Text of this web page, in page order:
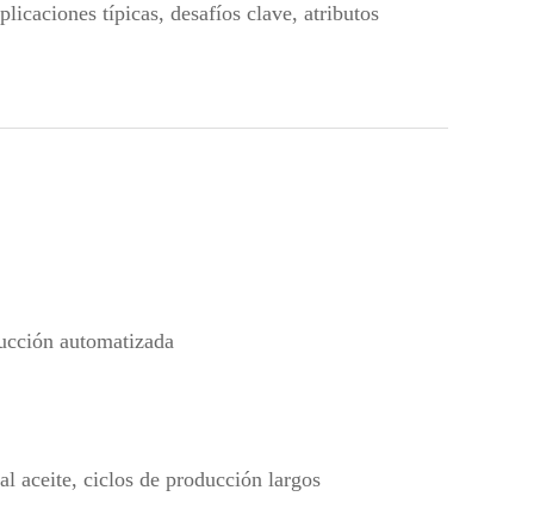
típicas, desafíos clave, atributos
automatizada
aceite, ciclos de producción largos